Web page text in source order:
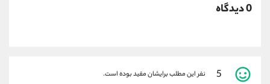
0 دیدگاه
5 نفر این مطلب برایشان مفید بوده است.